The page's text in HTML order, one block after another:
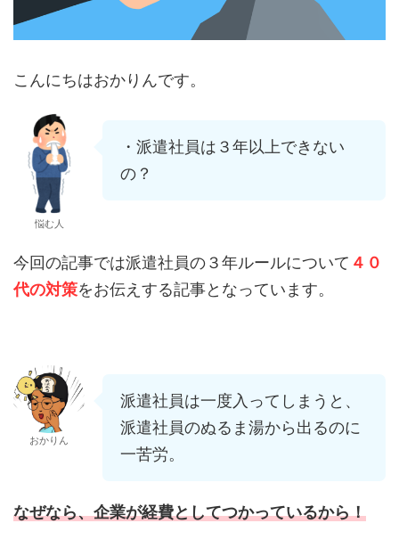
こんにちはおかりんです。
悩む人
・派遣社員は３年以上できない
の？
今回の記事では派遣社員の３年ルールについて ４０
代の対策をお伝えする記事となっています。
おかりん
派遣社員は一度入ってしまうと、
派遣社員のぬるま湯から出るのに
一苦労。
なぜなら、企業が経費としてつかっているから！